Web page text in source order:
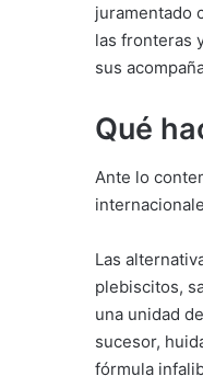
juramentado
las fronteras
sus
Qué
Ante lo
Las
plebiscitos,
una unidad
sucesor,
fórmula